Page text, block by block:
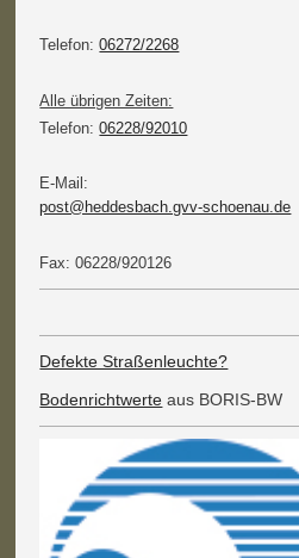
Telefon:06272/2268
Alle übrigen Zeiten:
Telefon:06228/92010
E-Mail:
post@heddesbach.gvv-schoenau.de
Fax: 06228/920126
Defekte Straßenleuchte?
Bodenrichtwerte aus BORIS-BW